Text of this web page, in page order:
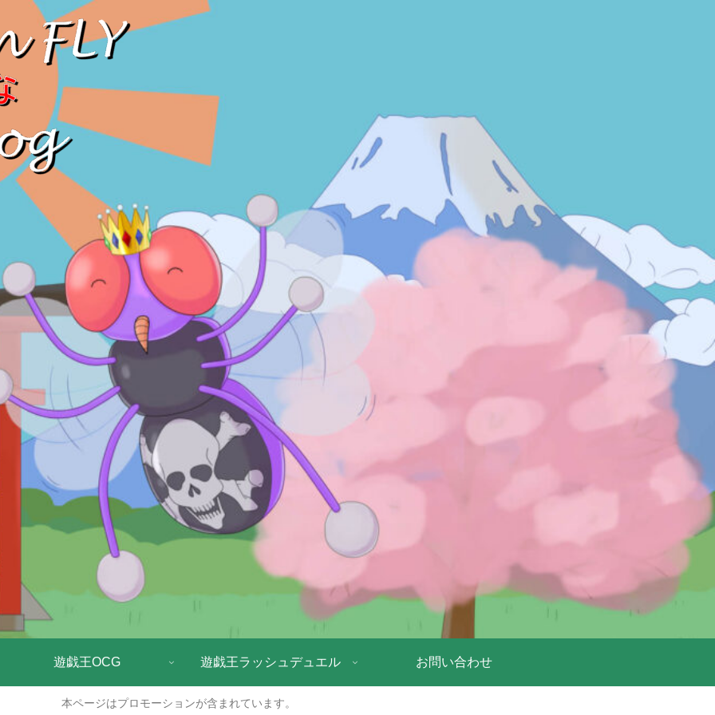
遊戯王OCG 遊戯王ラッシュデュエル お問い合わせ
本ページはプロモーションが含まれています。